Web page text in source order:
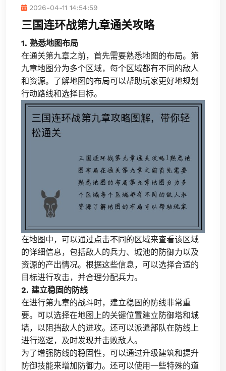
2026-04-11 14:54:59
三国连环战第九章通关攻略
1. 熟悉地图布局
在通关第九章之前，首先需要熟悉地图的布局。第
九章地图分为多个区域，每个区域都有不同的敌人
和资源。了解地图的布局可以帮助玩家更好地规划
行动路线和选择目标。
在地图中，可以通过点击不同的区域来查看该区域
的详细信息，包括敌人的兵力、城池的防御力以及
资源的产出情况。根据这些信息，可以选择合适的
目标进行攻击，并合理分配兵力。
2. 建立稳固的防线
在进行第九章的战斗时，建立稳固的防线非常重
要。可以选择在地图上的关键位置建立防御塔和城
墙，以阻挡敌人的进攻。还可以派遣部队在防线上
进行巡逻，及时发现并击败敌人。
为了增强防线的稳固性，可以通过升级建筑和提升
防御技能来增加防御力。还可以使用一些特殊的道